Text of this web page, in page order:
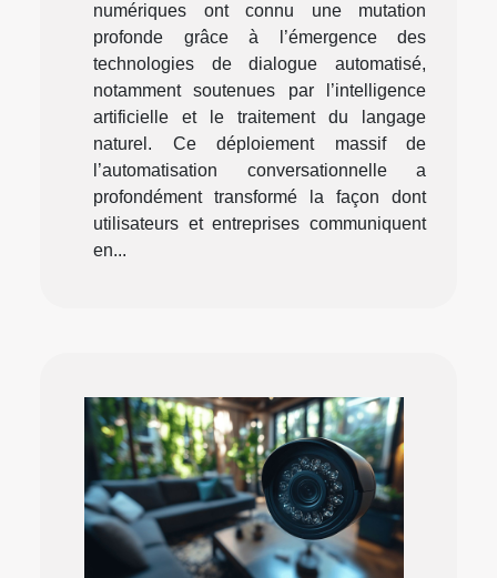
numériques ont connu une mutation
profonde grâce à l’émergence des
technologies de dialogue automatisé,
notamment soutenues par l’intelligence
artificielle et le traitement du langage
naturel. Ce déploiement massif de
l’automatisation conversationnelle a
profondément transformé la façon dont
utilisateurs et entreprises communiquent
en...